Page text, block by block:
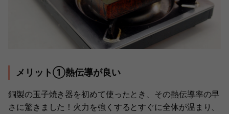
メリット①熱伝導が良い
銅製の玉子焼き器を初めて使ったとき、その熱伝導率の早
さに驚きました！火力を強くするとすぐに全体が温まり、